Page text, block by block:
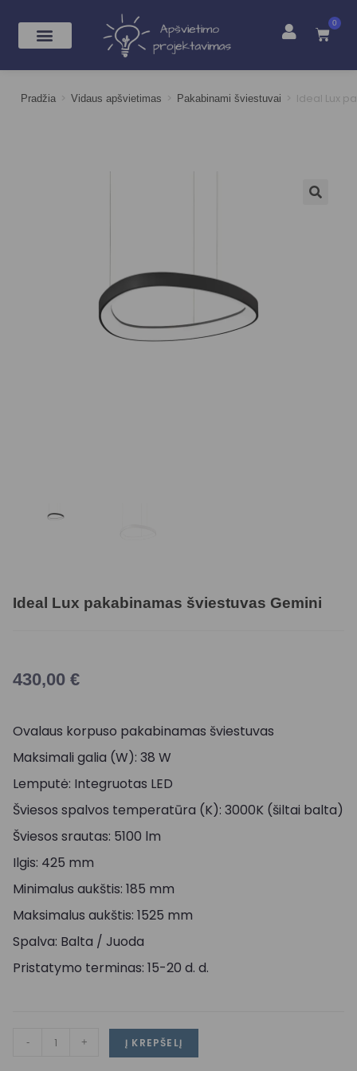
0
Pradžia > Vidaus apšvietimas > Pakabinami šviestuvai > Ideal Lux
Ideal Lux pakabinamas šviestuvas Gemini
430,00 €
Ovalaus korpuso pakabinamas šviestuvas
Maksimali galia (W): 38 W
Lemputė: Integruotas LED
Šviesos spalvos temperatūra (K): 3000K (šiltai balta)
Šviesos srautas: 5100 lm
Ilgis: 425 mm
Minimalus aukštis: 185 mm
Maksimalus aukštis: 1525 mm
Spalva: Balta / Juoda
Pristatymo terminas: 15-20 d. d.
- + Į KREPŠELĮ